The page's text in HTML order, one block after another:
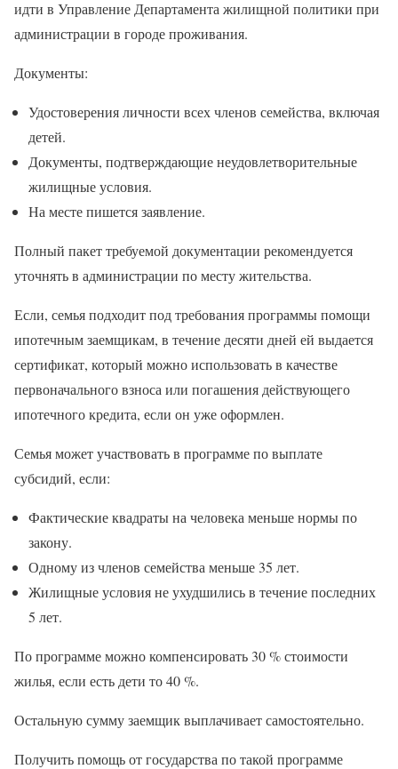
идти в Управление Департамента жилищной политики при
администрации в городе проживания.
Документы:
Удостоверения личности всех членов семейства, включая
детей.
Документы, подтверждающие неудовлетворительные
жилищные условия.
На месте пишется заявление.
Полный пакет требуемой документации рекомендуется
уточнять в администрации по месту жительства.
Если, семья подходит под требования программы помощи
ипотечным заемщикам, в течение десяти дней ей выдается
сертификат, который можно использовать в качестве
первоначального взноса или погашения действующего
ипотечного кредита, если он уже оформлен.
Семья может участвовать в программе по выплате
субсидий, если:
Фактические квадраты на человека меньше нормы по
закону.
Одному из членов семейства меньше 35 лет.
Жилищные условия не ухудшились в течение последних
5 лет.
По программе можно компенсировать 30 % стоимости
жилья, если есть дети то 40 %.
Остальную сумму заемщик выплачивает самостоятельно.
Получить помощь от государства по такой программе